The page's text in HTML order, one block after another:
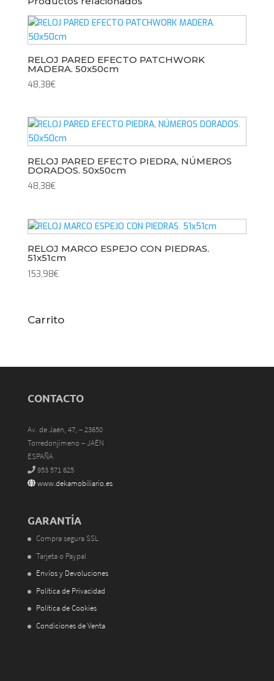
RELOJ PARED EFECTO PATCHWORK
MADERA. 50x50cm
48,38€
RELOJ PARED EFECTO PIEDRA, NÚMEROS
DORADOS. 50x50cm
48,38€
RELOJ MARCO ESPEJO CON PIEDRAS.
51x51cm
153,98€
Carrito
CONTACTO
Av. de Jaén, 47, – 23650
Torredonjimeno – JAÉN
ESPAÑA
953 571 625
www.dekamobiliario.es
GARANTÍA
Compra segura SSL
Tarjeta o Paypal
Envíos y Devoluciones
Política de Privacidad
Política de Cookies
Condiciones de Venta